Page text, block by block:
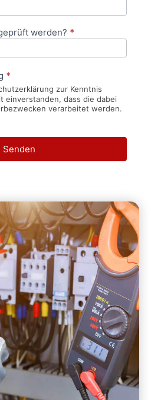
werden? *
*
zur Kenntnis
einverstanden, dass die dabei
verarbeitet werden.
Senden